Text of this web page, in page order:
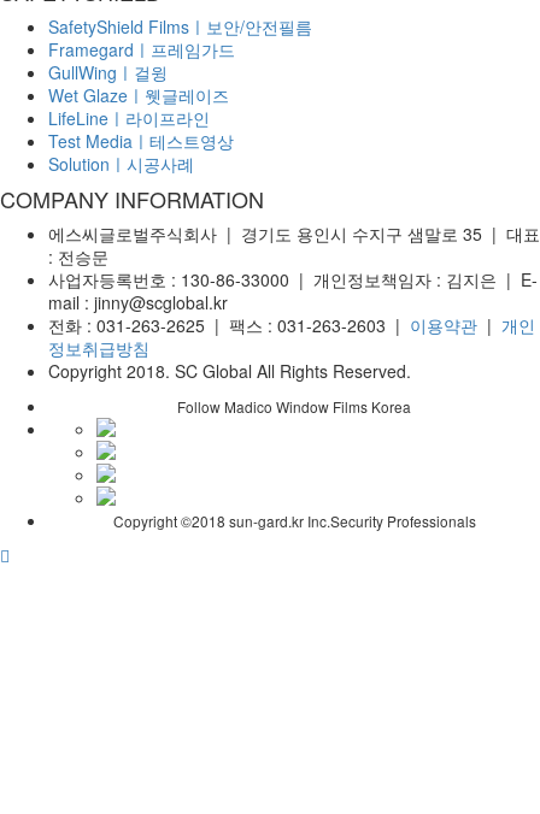
SafetyShield Filmsㅣ보안/안전필름
Framegardㅣ프레임가드
GullWingㅣ걸윙
Wet Glazeㅣ웻글레이즈
LifeLineㅣ라이프라인
Test Mediaㅣ테스트영상
Solutionㅣ시공사례
COMPANY INFORMATION
에스씨글로벌주식회사 | 경기도 용인시 수지구 샘말로 35 | 대표
: 전승문
사업자등록번호 : 130-86-33000 | 개인정보책임자 : 김지은 | E-
mail : jinny@scglobal.kr
전화 : 031-263-2625 | 팩스 : 031-263-2603 | 이용약관 | 개인
정보취급방침
Copyright 2018. SC Global All Rights Reserved.
Follow Madico Window Films Korea
Copyright ©2018 sun-gard.kr Inc.Security Professionals